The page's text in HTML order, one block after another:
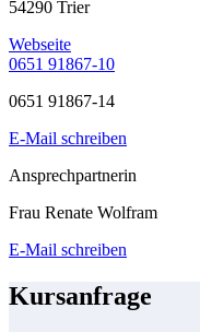
54290 Trier
Webseite
0651 91867-10
0651 91867-14
E-Mail schreiben
Ansprechpartnerin
Frau Renate Wolfram
E-Mail schreiben
Kursanfrage